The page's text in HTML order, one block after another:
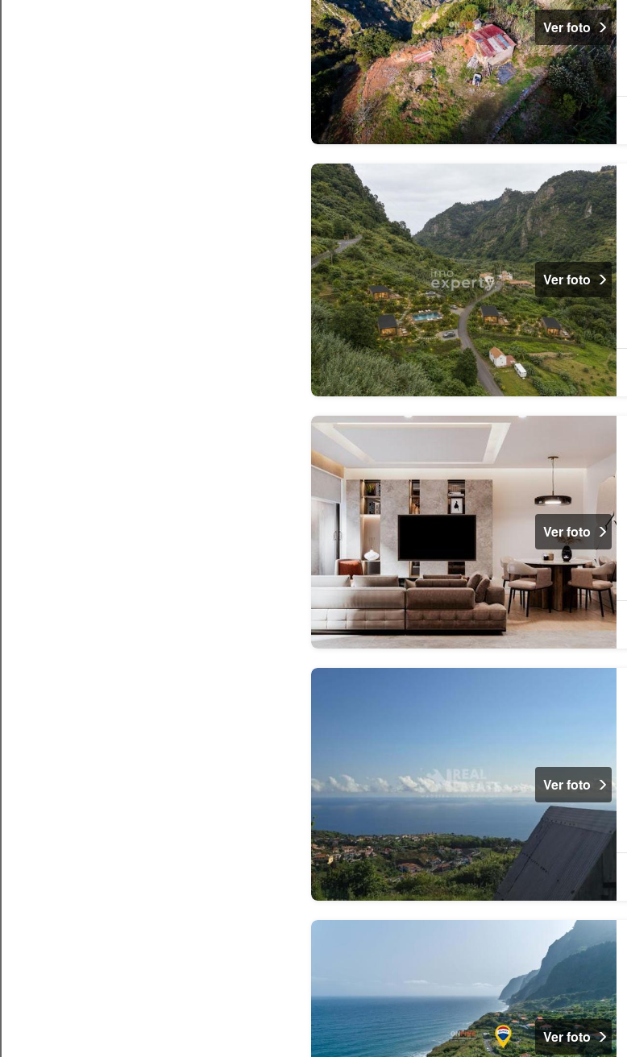
Ver foto
Ver foto
Ver foto
Ver foto
Ver foto